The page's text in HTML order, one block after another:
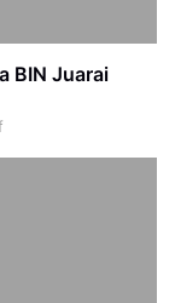
BIN Juarai